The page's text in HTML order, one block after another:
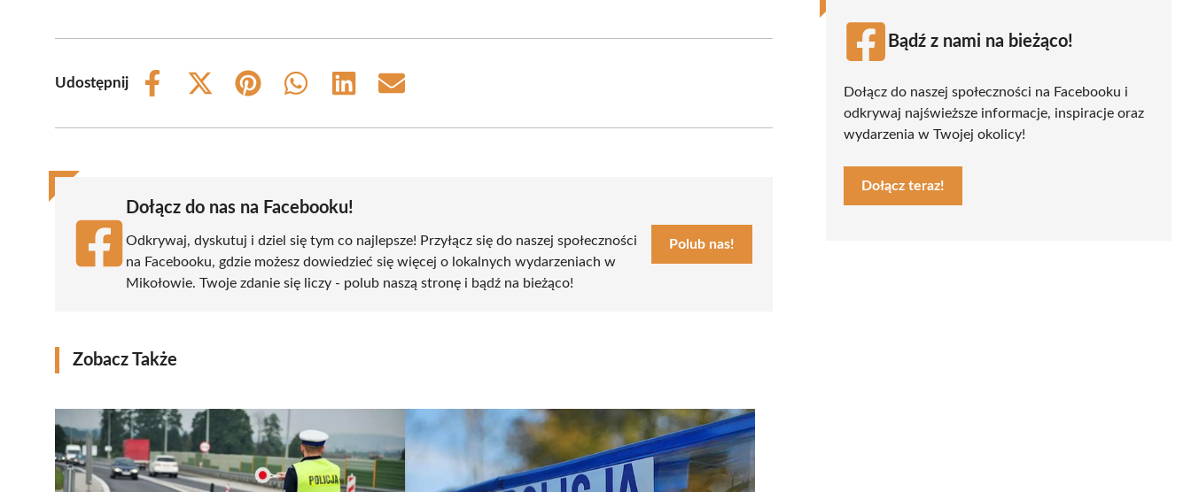
Udostępnij
Share
Share
(Twitter)
Share
Share
Share
Share
Dołącz do nas na Facebooku!
Odkrywaj, dyskutuj i dziel się tym co najlepsze! Przyłącz się do naszej społeczności
na Facebooku, gdzie możesz dowiedzieć się więcej o lokalnych wydarzeniach w
Mikołowie. Twoje zdanie się liczy - polub naszą stronę i bądź na bieżąco!
Polub nas!
Zobacz Także
Bądź z nami na bieżąco!
Dołącz do naszej społeczności na Facebooku i
odkrywaj najświeższe informacje, inspiracje oraz
wydarzenia w Twojej okolicy!
Dołącz teraz!